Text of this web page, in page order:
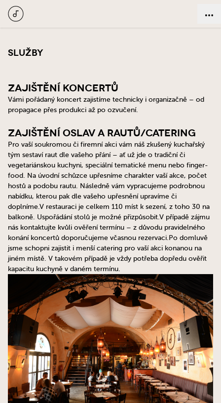
Služby
Zajištění koncertů
Vámi pořádaný koncert zajistíme technicky i organizačně – od
propagace přes produkci až po ozvučení.
Zajištění oslav a rautů/catering
Pro vaší soukromou či firemní akci vám náš zkušený kuchařský
tým sestaví raut dle vašeho přání – ať už jde o tradiční či
vegetariánskou kuchyni, speciální tematické menu nebo finger-
food. Na úvodní schůzce upřesníme charakter vaší akce, počet
hostů a podobu rautu. Následně vám vypracujeme podrobnou
nabídku, kterou pak dle vašeho upřesnění upravíme či
doplníme.V restauraci je celkem 110 míst k sezení, z toho 30 na
balkoně. Uspořádání stolů je možné přizpůsobit.V případě zájmu
nás kontaktujte kvůli ověření termínu – z důvodu pravidelného
konání koncertů doporučujeme včasnou rezervaci.Po domluvě
jsme schopni zajistit i menší catering pro vaší akci konanou na
jiném místě. V takovém případě je vždy potřeba dopředu ověřit
kapacitu kuchyně v daném termínu.